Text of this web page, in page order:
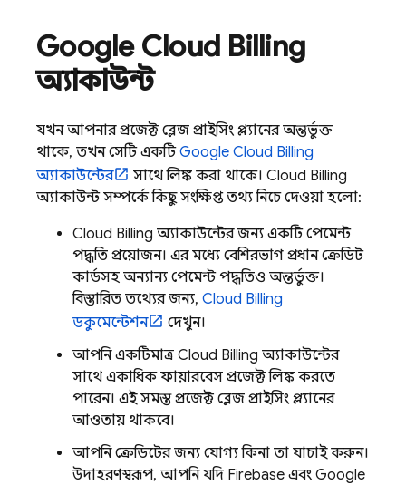
Google Cloud Billing
অ্যাকাউন্ট
যখন আপনার প্রজেক্ট ব্লেজ প্রাইসিং প্ল্যানের অন্তর্ভুক্ত
থাকে, তখন সেটি একটিGoogle Cloud Billing
অ্যাকাউন্টের
সাথে লিঙ্ক করা থাকে। Cloud Billing
অ্যাকাউন্ট সম্পর্কে কিছু সংক্ষিপ্ত তথ্য নিচে দেওয়া হলো:
Cloud Billing অ্যাকাউন্টের জন্য একটি পেমেন্ট
পদ্ধতি প্রয়োজন। এর মধ্যে বেশিরভাগ প্রধান ক্রেডিট
কার্ডসহ অন্যান্য পেমেন্ট পদ্ধতিও অন্তর্ভুক্ত।
বিস্তারিত তথ্যের জন্য, Cloud Billing
ডকুমেন্টেশন
দেখুন।
আপনি একটিমাত্র Cloud Billing অ্যাকাউন্টের
সাথে একাধিক ফায়ারবেস প্রজেক্ট লিঙ্ক করতে
পারেন। এই সমস্ত প্রজেক্ট ব্লেজ প্রাইসিং প্ল্যানের
আওতায় থাকবে।
আপনি ক্রেডিটের জন্য যোগ্য কিনা তা যাচাই করুন।
উদাহরণস্বরূপ, আপনি যদি Firebase এবং Google